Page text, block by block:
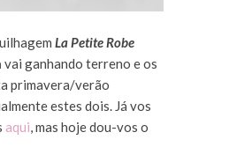
La Petite Robe
vai ganhando terreno e os
primavera/verão
estes dois. Já vos
aqui, mas hoje dou-vos o